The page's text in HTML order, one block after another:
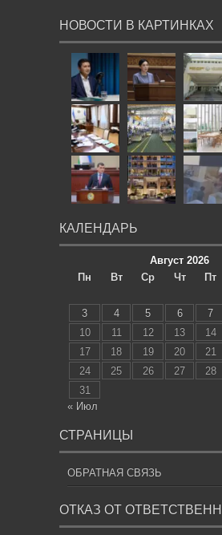
НОВОСТИ В КАРТИНКАХ
КАЛЕНДАРЬ
Август 2026
Пн
Вт Ср Чт Пт
3
4 5 6 7
10
11 12 13 14
17
18 19 20 21
24
25 26 27 28
31
« Июл
СТРАНИЦЫ
ОБРАТНАЯ СВЯЗЬ
ОТКАЗ ОТ